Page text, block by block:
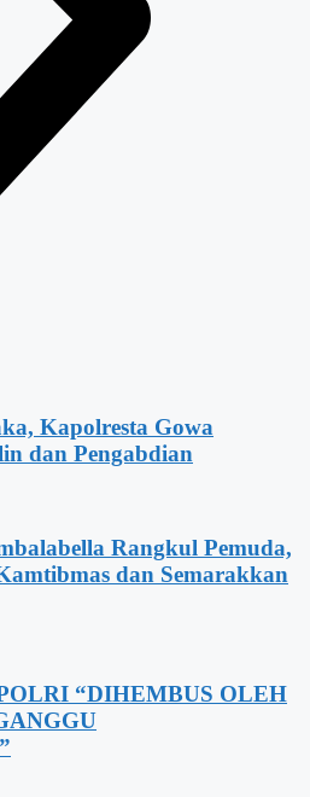
Kapolresta Gowa
dan Pengabdian
Rangkul Pemuda,
dan Semarakkan
“DIHEMBUS OLEH